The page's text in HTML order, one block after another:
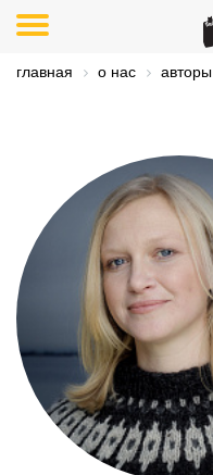
главная о нас авторы